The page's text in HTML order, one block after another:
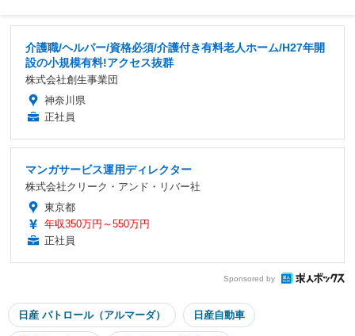
介護職/ヘルパー/資格必須/介護付き有料老人ホーム/H27年開
設の小規模有料!アクセス抜群
株式会社創生事業団
神奈川県
正社員
マンガサービス運用ディレクター
株式会社クリーク・アンド・リバー社
東京都
年収350万円～550万円
正社員
Sponsored by
日産 パトロール（アルマーダ） 日産自動車